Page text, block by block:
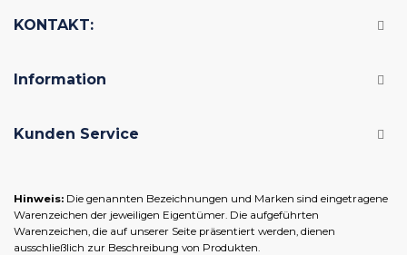
KONTAKT:
Information
Kunden Service
Hinweis: Die genannten Bezeichnungen und Marken sind eingetragene
Warenzeichen der jeweiligen Eigentümer. Die aufgeführten
Warenzeichen, die auf unserer Seite präsentiert werden, dienen
ausschließlich zur Beschreibung von Produkten.